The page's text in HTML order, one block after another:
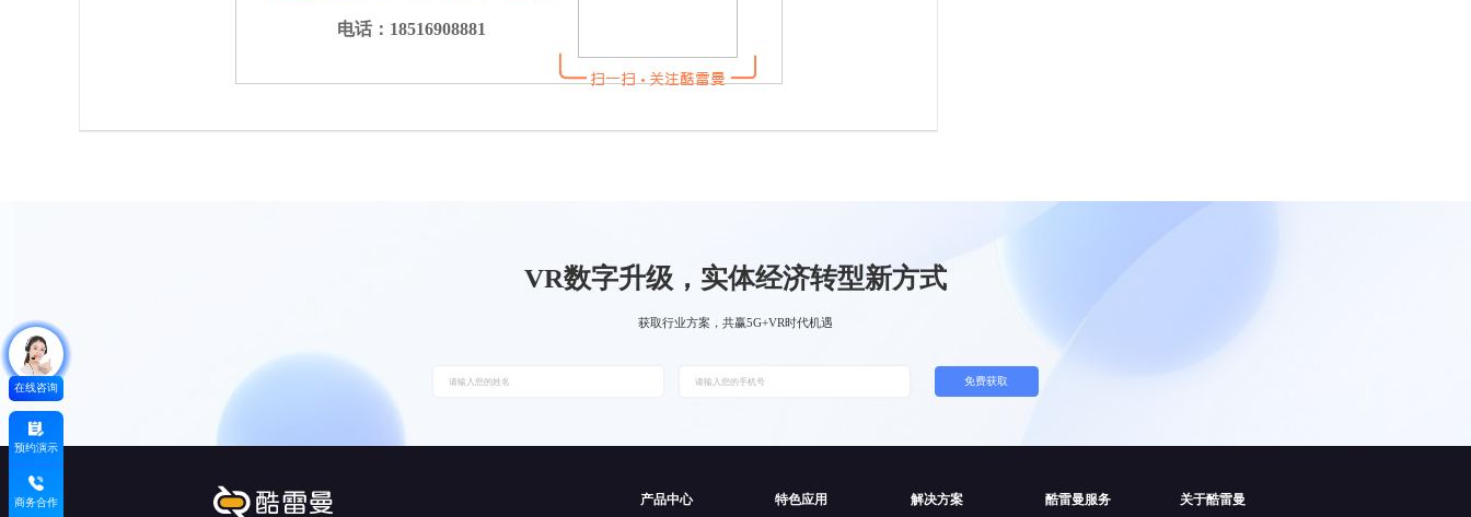
电话：18516908881
在线咨询
预约演示
商务合作
VR数字升级，实体经济转型新方式
获取行业方案，共赢5G+VR时代机遇
免费获取
产品中心 特色应用 解决方案 酷雷曼服务 关于酷雷曼